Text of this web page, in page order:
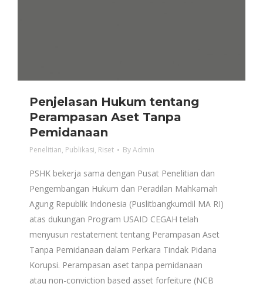
Penjelasan Hukum tentang
Perampasan Aset Tanpa
Pemidanaan
Penelitian, Publikasi, Riset ByAdmin
PSHK bekerja sama dengan Pusat Penelitian dan
Pengembangan Hukum dan Peradilan Mahkamah
Agung Republik Indonesia (Puslitbangkumdil MA RI)
atas dukungan Program USAID CEGAH telah
menyusun restatement tentang Perampasan Aset
Tanpa Pemidanaan dalam Perkara Tindak Pidana
Korupsi. Perampasan aset tanpa pemidanaan
atau non-conviction based asset forfeiture (NCB